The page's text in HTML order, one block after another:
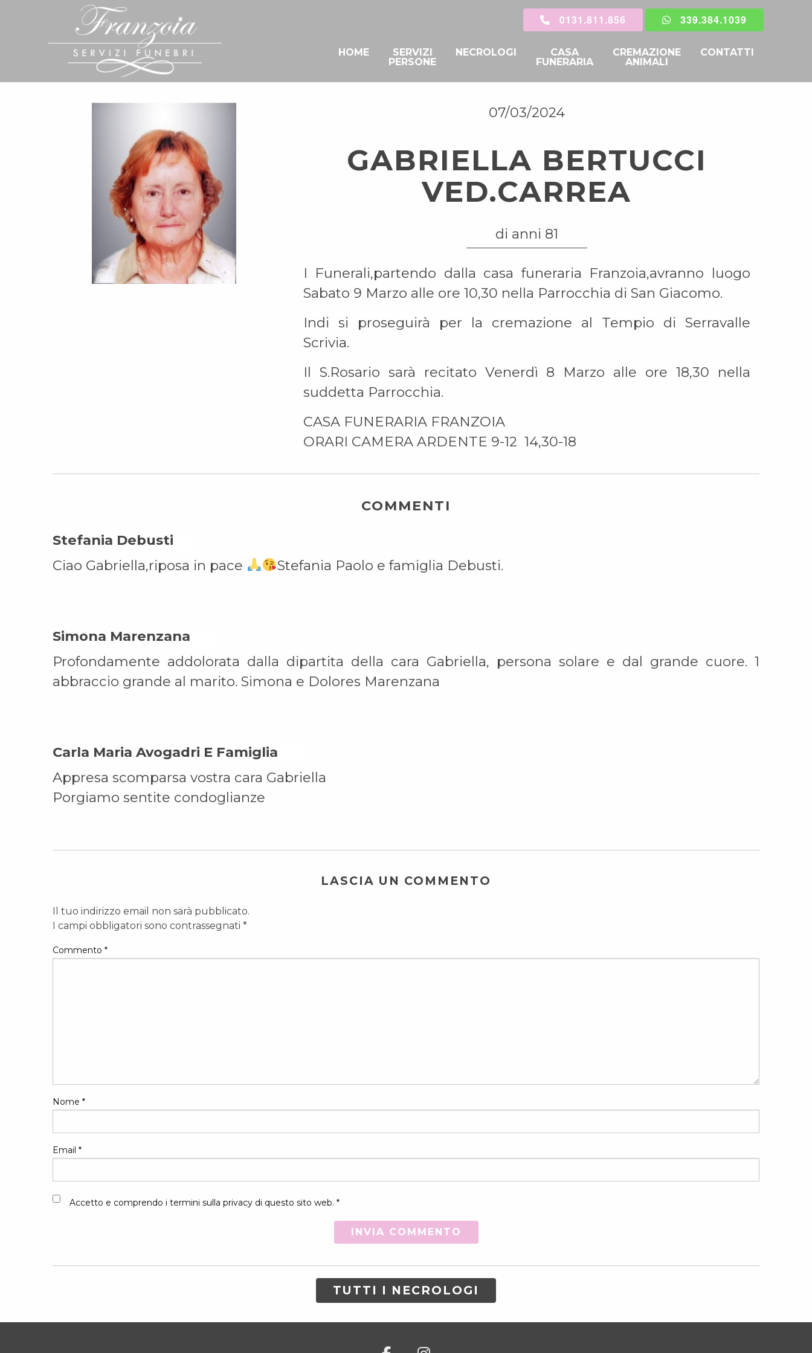
0131.811.856 339.384.1039
HOME
SERVIZI
PERSONE
NECROLOGI
CASA
FUNERARIA
CREMAZIONE
ANIMALI
CONTATTI
07/03/2024
GABRIELLA BERTUCCI
VED.CARREA
di anni 81
I Funerali,partendo dalla casa funeraria Franzoia,avranno luogo
Sabato 9 Marzo alle ore 10,30 nella Parrocchia di San Giacomo.
Indi si proseguirà per la cremazione al Tempio di Serravalle
Scrivia.
Il S.Rosario sarà recitato Venerdì 8 Marzo alle ore 18,30 nella
suddetta Parrocchia.
CASA FUNERARIA FRANZOIA
ORARI CAMERA ARDENTE 9-12 14,30-18
COMMENTI
Stefania Debusti On
Ciao Gabriella,riposa in pace
Stefania Paolo e famiglia Debusti.
Simona Marenzana On
Profondamente addolorata dalla dipartita della cara Gabriella, persona solare e dal grande cuore. 1
abbraccio grande al marito. Simona e Dolores Marenzana
Carla Maria Avogadri E Famiglia On
Appresa scomparsa vostra cara Gabriella
Porgiamo sentite condoglianze
LASCIA UN COMMENTO
Il tuo indirizzo email non sarà pubblicato.
I campi obbligatori sono contrassegnati *
Commento *
Nome *
Email *
Accetto e comprendo i termini sulla privacy di questo sito web. *
TUTTI I NECROLOGI